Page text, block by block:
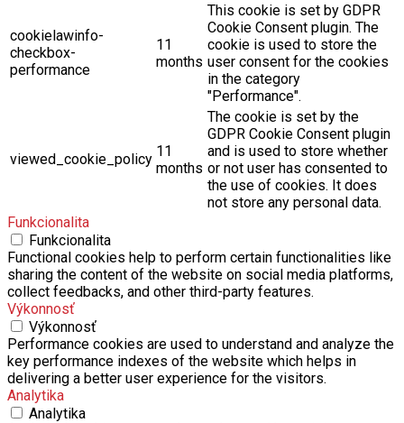
cookielawinfo-
checkbox-
performance
11
months
This cookie is set by GDPR
Cookie Consent plugin. The
cookie is used to store the
user consent for the cookies
in the category
"Performance".
viewed_cookie_policy 11
months
The cookie is set by the
GDPR Cookie Consent plugin
and is used to store whether
or not user has consented to
the use of cookies. It does
not store any personal data.
Funkcionalita
Funkcionalita
Functional cookies help to perform certain functionalities like
sharing the content of the website on social media platforms,
collect feedbacks, and other third-party features.
Výkonnosť
Výkonnosť
Performance cookies are used to understand and analyze the
key performance indexes of the website which helps in
delivering a better user experience for the visitors.
Analytika
Analytika